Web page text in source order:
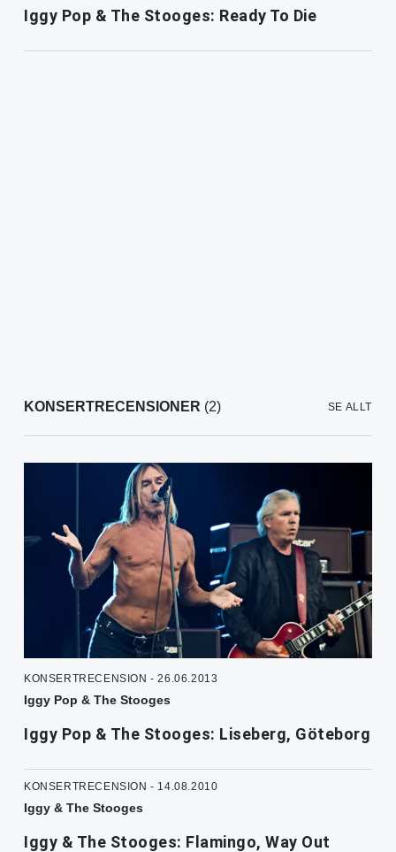
Iggy Pop & The Stooges: Ready To Die
KONSERTRECENSIONER (2) SE ALLT
KONSERTRECENSION - 26.06.2013
Iggy Pop & The Stooges
Iggy Pop & The Stooges: Liseberg, Göteborg
KONSERTRECENSION - 14.08.2010
Iggy & The Stooges
Iggy & The Stooges: Flamingo, Way Out